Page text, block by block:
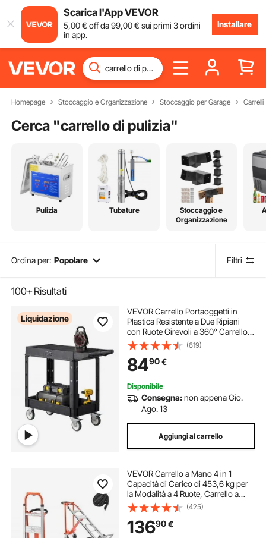
Scarica l'App VEVOR
5,00€ off da99,00€ sui primi 3 ordini
in app.
Installare
Homepage Stoccaggio e Organizzazione Stoccaggio per Garage Carrelli
Cerca "carrello di pulizia"
Pulizia Tubature
Stoccaggio e
Organizzazione
Ordina per: Popolare Filtri
100+Risultati
Liquidazione
VEVOR Carrello Portaoggetti in
Plastica Resistente a Due Ripiani
con Ruote Girevoli a 360° Carrello
di Servizio da 795 x 450 mm
Capacità di Carico di 250 kg Adatto
per Magazzino, Garage, Pulizia
(619)
8490€
Disponibile
Consegna:non appena Gio.
Ago. 13
Aggiungi al carrello
VEVOR Carrello a Mano 4 in 1
Capacità di Carico di 453,6 kg per
la Modalità a 4 Ruote, Carrello a
Mano Convertibile con Maniglia e
Ruote Antiscivolo per Traslochi di
Casa, Ufficio, Magazzino
(425)
13690€